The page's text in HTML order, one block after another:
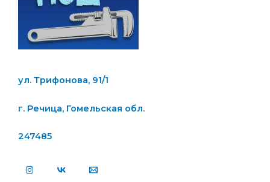
ул. Трифонова, 91/1
г. Речица, Гомельская обл.
247485